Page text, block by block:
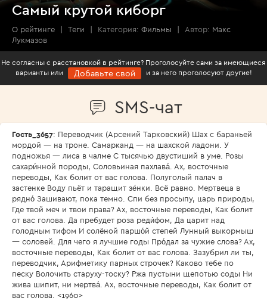
Самый крутой киборг
О рейтинге | Теги | Категория: Фильмы | Автор: Макс
Лукмазов
Не согласны с расстановкой в рейтинге? Проголосуйте сами за имеющиеся
варианты или
Добавьте свой и за него проголосуют другие!
SMS-чат
Гость_3657: Переводчик (Арсений Тарковский) Шах с бараньей
мордой — на троне. Самарканд — на шахской ладони. У
подножья — лиса в чалме С тысячью двустиший в уме. Розы
сахари́нной породы, Соловьиная пахлава́. Ах, восточные
переводы, Как болит от вас голова. Полуголый палач в
застенке Воду пьёт и таращит зе́нки. Всё равно. Мертвеца в
рядно́ Зашивают, пока темно. Спи без просыпу, царь природы,
Где твой меч и твои права? Ах, восточные переводы, Как болит
от вас голова. Да пребудет роза реди́фом, Да царит над
голодным тифом И солёной паршо́й степей Лунный выкормыш
— соловей. Для чего я лучшие годы Про́дал за чужие слова? Ах,
восточные переводы, Как болит от вас голова. Зазубрил ли ты,
переводчик, Арифметику парных строчек? Каково тебе по
песку Волочить старуху-тоску? Ржа пустыни щепотью соды Ни
жива шипит, ни мертва́. Ах, восточные переводы, Как болит от
вас голова. <1960>